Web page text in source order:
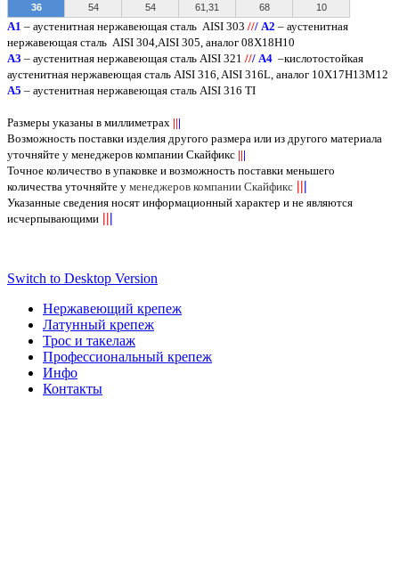
36
54 54 61,31 68 10
A1 – аустенитная нержавеющая сталь AISI 303 /// А2 – аустенитная
нержавеющая сталь AISI 304, AISI 305, аналог 08Х18Н10
А3 – аустенитная нержавеющая сталь AISI 321 /// А4 –кислотостойкая
аустенитная нержавеющая сталь AISI 316, AISI 316L , аналог 10Х17Н13М12
А5 – аустенитная нержавеющая сталь AISI 316 TI
Размеры указаны в миллиметрах |||
Возможность поставки изделия другого размера или из другого материала
уточняйте у менеджеров компании Скайфикс |||
Точное количество в упаковке и возможность поставки меньшего
количества уточняйте у менеджеров компании Скайфикс |||
Указанные сведения носят информационный характер и не являются
исчерпывающими |||
Switch to Desktop Version
Нержавеющий крепеж
Латунный крепеж
Трос и такелаж
Профессиональный крепеж
Инфо
Контакты